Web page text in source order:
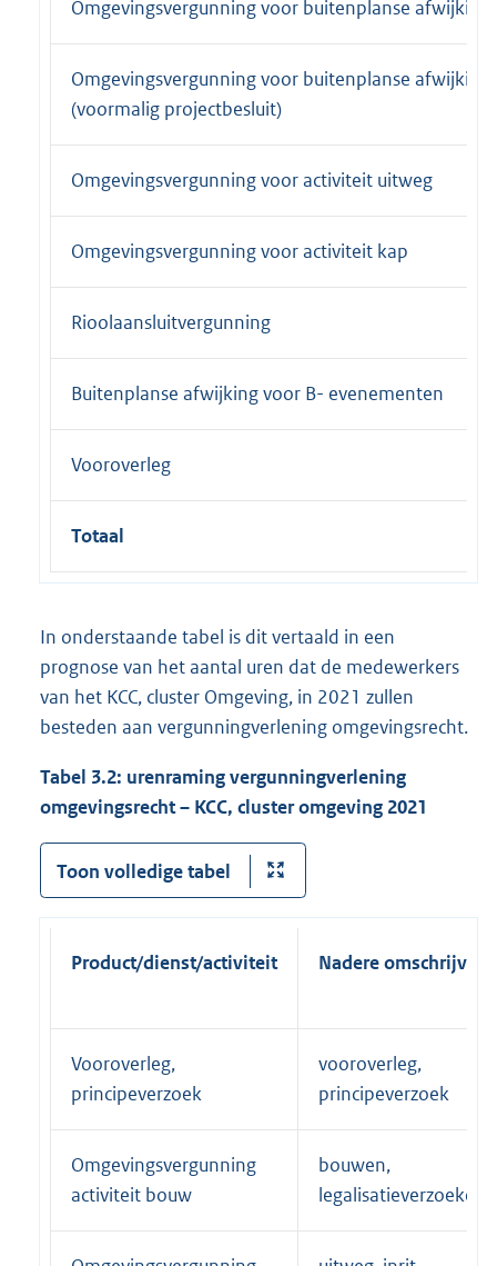
Omgevingsvergunning voor buitenplanse afwijking
Omgevingsvergunning voor buitenplanse afwijking
(voormalig projectbesluit)
Omgevingsvergunning voor activiteit uitweg
Omgevingsvergunning voor activiteit kap
Rioolaansluitvergunning
Buitenplanse afwijking voor B- evenementen
Vooroverleg
Totaal
In onderstaande tabel is dit vertaald in een
prognose van het aantal uren dat de medewerkers
van het KCC, cluster Omgeving, in 2021 zullen
besteden aan vergunningverlening omgevingsrecht.
Tabel 3.2: urenraming vergunningverlening
omgevingsrecht – KCC, cluster omgeving 2021
Toon volledige tabel
Product/dienst/activiteit Nadere omschrijving
Vooroverleg,
principeverzoek
vooroverleg,
principeverzoek
Omgevingsvergunning
activiteit bouw
bouwen,
legalisatieverzoeken